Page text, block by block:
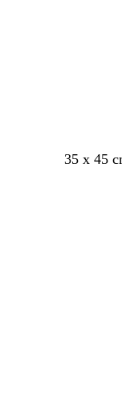
35 x 45